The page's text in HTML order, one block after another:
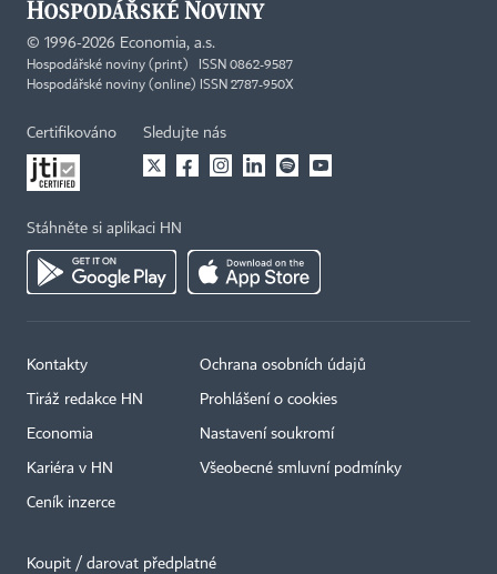
© 1996-2026 Economia, a.s.
Hospodářské noviny (print) ISSN 0862-9587
Hospodářské noviny (online) ISSN 2787-950X
Certifikováno Sledujte nás
Stáhněte si aplikaci HN
Kontakty
Tiráž redakce HN
Economia
Kariéra v HN
Ceník inzerce
Ochrana osobních údajů
Prohlášení o cookies
Nastavení soukromí
Všeobecné smluvní podmínky
Koupit / darovat předplatné